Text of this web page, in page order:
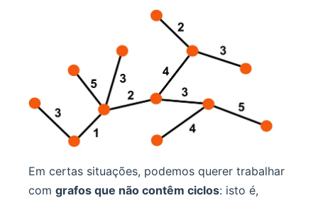
Em certas situações, podemos querer trabalhar
com grafos que não contêm ciclos: isto é,